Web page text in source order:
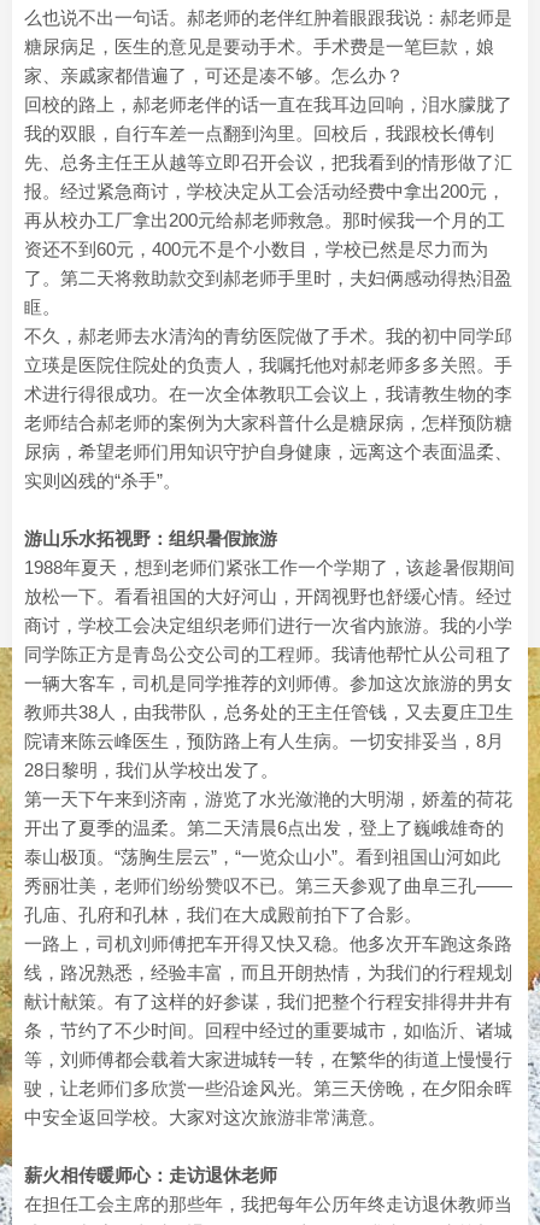
么也说不出一句话。郝老师的老伴红肿着眼跟我说：郝老师是
糖尿病足，医生的意见是要动手术。手术费是一笔巨款，娘
家、亲戚家都借遍了，可还是凑不够。怎么办？
回校的路上，郝老师老伴的话一直在我耳边回响，泪水朦胧了
我的双眼，自行车差一点翻到沟里。回校后，我跟校长傅钊
先、总务主任王从越等立即召开会议，把我看到的情形做了汇
报。经过紧急商讨，学校决定从工会活动经费中拿出200元，
再从校办工厂拿出200元给郝老师救急。那时候我一个月的工
资还不到60元，400元不是个小数目，学校已然是尽力而为
了。第二天将救助款交到郝老师手里时，夫妇俩感动得热泪盈
眶。
不久，郝老师去水清沟的青纺医院做了手术。我的初中同学邱
立瑛是医院住院处的负责人，我嘱托他对郝老师多多关照。手
术进行得很成功。在一次全体教职工会议上，我请教生物的李
老师结合郝老师的案例为大家科普什么是糖尿病，怎样预防糖
尿病，希望老师们用知识守护自身健康，远离这个表面温柔、
实则凶残的“杀手”。
游山乐水拓视野：组织暑假旅游
1988年夏天，想到老师们紧张工作一个学期了，该趁暑假期间
放松一下。看看祖国的大好河山，开阔视野也舒缓心情。经过
商讨，学校工会决定组织老师们进行一次省内旅游。我的小学
同学陈正方是青岛公交公司的工程师。我请他帮忙从公司租了
一辆大客车，司机是同学推荐的刘师傅。参加这次旅游的男女
教师共38人，由我带队，总务处的王主任管钱，又去夏庄卫生
院请来陈云峰医生，预防路上有人生病。一切安排妥当，8月
28日黎明，我们从学校出发了。
第一天下午来到济南，游览了水光潋滟的大明湖，娇羞的荷花
开出了夏季的温柔。第二天清晨6点出发，登上了巍峨雄奇的
泰山极顶。“荡胸生层云”，“一览众山小”。看到祖国山河如此
秀丽壮美，老师们纷纷赞叹不已。第三天参观了曲阜三孔——
孔庙、孔府和孔林，我们在大成殿前拍下了合影。
一路上，司机刘师傅把车开得又快又稳。他多次开车跑这条路
线，路况熟悉，经验丰富，而且开朗热情，为我们的行程规划
献计献策。有了这样的好参谋，我们把整个行程安排得井井有
条，节约了不少时间。回程中经过的重要城市，如临沂、诸城
等，刘师傅都会载着大家进城转一转，在繁华的街道上慢慢行
驶，让老师们多欣赏一些沿途风光。第三天傍晚，在夕阳余晖
中安全返回学校。大家对这次旅游非常满意。
薪火相传暖师心：走访退休老师
在担任工会主席的那些年，我把每年公历年终走访退休教师当